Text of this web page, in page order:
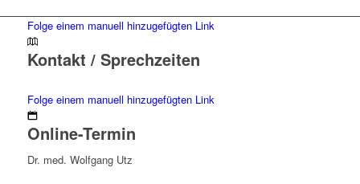
Folge einem manuell hinzugefügten Link
Kontakt / Sprechzeiten
Folge einem manuell hinzugefügten Link
Online-Termin
Dr. med. Wolfgang Utz